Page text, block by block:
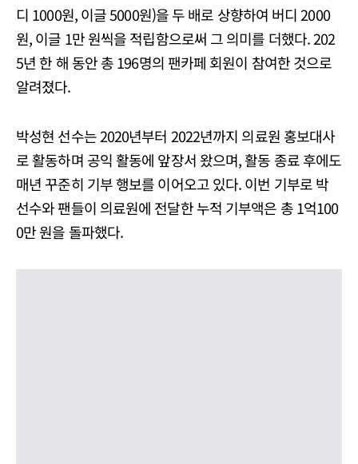
디 1000원, 이글 5000원)을 두 배로 상향하여 버디 2000
원, 이글 1만 원씩을 적립함으로써 그 의미를 더했다. 202
5년 한 해 동안 총 196명의 팬카페 회원이 참여한 것으로
알려졌다.
박성현 선수는 2020년부터 2022년까지 의료원 홍보대사
로 활동하며 공익 활동에 앞장서 왔으며, 활동 종료 후에도
매년 꾸준히 기부 행보를 이어오고 있다. 이번 기부로 박
선수와 팬들이 의료원에 전달한 누적 기부액은 총 1억100
0만 원을 돌파했다.